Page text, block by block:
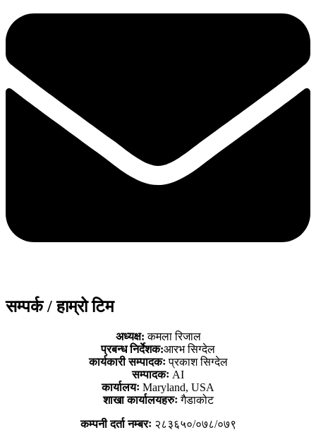
सम्पर्क / हाम्रो टिम
अध्यक्ष:कमला रिजाल
प्रबन्ध निर्देशक:आरभ सिग्देल
कार्यकारी सम्पादकःप्रकाश सिग्देल
सम्पादकः AI
कार्यालयः Maryland, USA
शाखा कार्यालयहरुःगैडाकोट
कम्पनी दर्ता नम्बरः२८३६५०/०७८/०७९